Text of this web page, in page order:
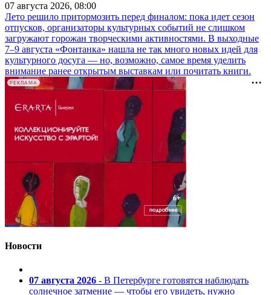
07 августа 2026, 08:00
Лето решило притормозить перед финалом: пока идет сезон
отпусков, организаторы культурных событий не слишком
загружают горожан творческими активностями. В выходные
7–9 августа «Фонтанка» нашла не так много новых идей для
культурного досуга — но, возможно, самое время уделить
внимание ранее открытым выставкам или почитать книги.
РЕКЛАМА
Новости
07 августа 2026 - В Петербурге готовятся наблюдать
солнечное затмение — чтобы его увидеть, нужно